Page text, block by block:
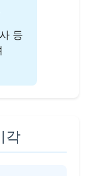
등
각